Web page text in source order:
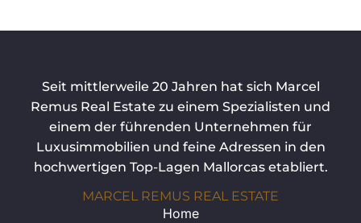
Seit mittlerweile 20 Jahren hat sich Marcel
Remus Real Estate zu einem Spezialisten und
einem der führenden Unternehmen für
Luxusimmobilien und feine Adressen in den
hochwertigen Top-Lagen Mallorcas etabliert.
MARCEL REMUS REAL ESTATE
Home